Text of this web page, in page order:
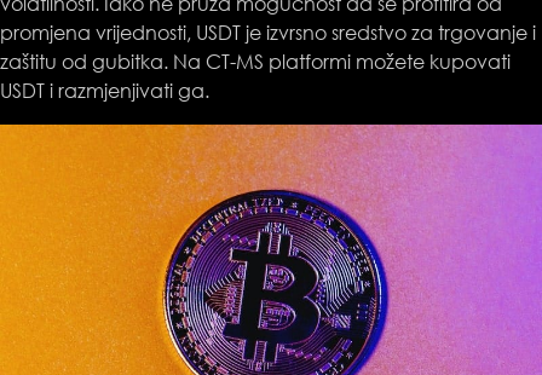
promjena vrijednosti, USDT je izvrsno sredstvo za trgovanje i
zaštitu od gubitka. Na CT-MS platformi možete kupovati
USDT i razmjenjivati ga.